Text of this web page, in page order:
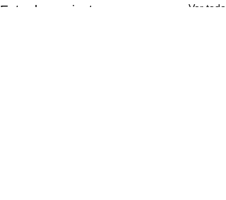
Entradas recientes Ver todo